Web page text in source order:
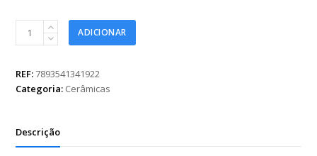
Cerâmica
12,5cmx13cmx10cm
12pçs
ADICIONAR
REF:7893541341922
Categoria: Cerâmicas
Descrição